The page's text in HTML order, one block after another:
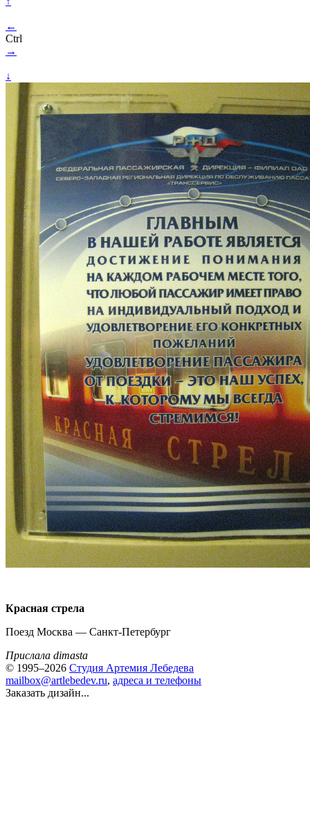
←
Ctrl
→
↓
Красная стрела
Поезд Москва — Санкт-Петербург
Прислала dimasta
© 1995–2026 Студия Артемия Лебедева
mailbox@artlebedev.ru, адреса и телефоны
Заказать дизайн...